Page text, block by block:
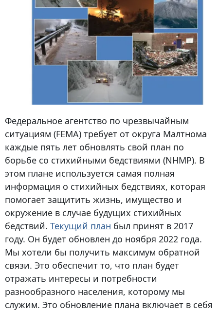
Федеральное агентство по чрезвычайным
ситуациям (FEMA) требует от округа Малтнома
каждые пять лет обновлять свой план по
борьбе со стихийными бедствиями (NHMP). В
этом плане используется самая полная
информация о стихийных бедствиях, которая
помогает защитить жизнь, имущество и
окружение в случае будущих стихийных
бедствий. Текущий план был принят в 2017
году. Он будет обновлен до ноября 2022 года.
Мы хотели бы получить максимум обратной
связи. Это обеспечит то, что план будет
отражать интересы и потребности
разнообразного населения, которому мы
служим. Это обновление плана включает в себя